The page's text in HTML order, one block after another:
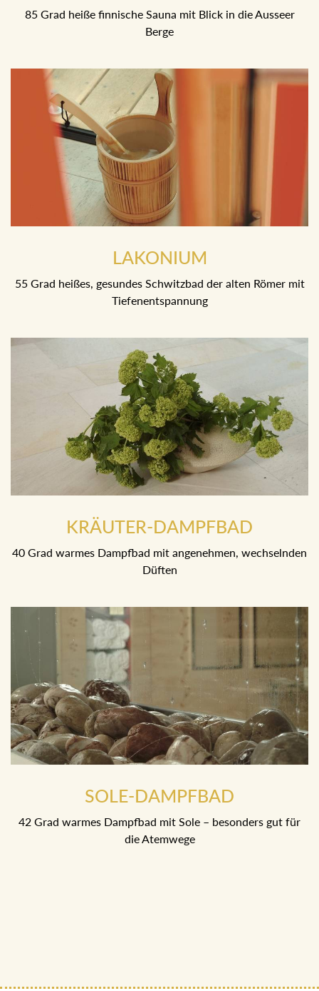
85 Grad heiße finnische Sauna mit Blick in die Ausseer
Berge
LAKONIUM
55 Grad heißes, gesundes Schwitzbad der alten Römer mit
Tiefenentspannung
KRÄUTER-DAMPFBAD
40 Grad warmes Dampfbad mit angenehmen, wechselnden
Düften
SOLE-DAMPFBAD
42 Grad warmes Dampfbad mit Sole – besonders gut für
die Atemwege